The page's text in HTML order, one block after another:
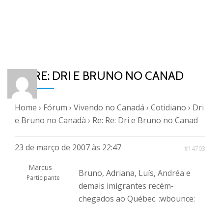
RE: RE: DRI E BRUNO NO CANAD
Home › Fórum › Vivendo no Canadá › Cotidiano › Dri
e Bruno no Canadà › Re: Re: Dri e Bruno no Canad
23 de março de 2007 às 22:47 #14703
Marcus
Participante
Bruno, Adriana, Luís, Andréa e
demais imigrantes recém-
chegados ao Québec. :wbounce: